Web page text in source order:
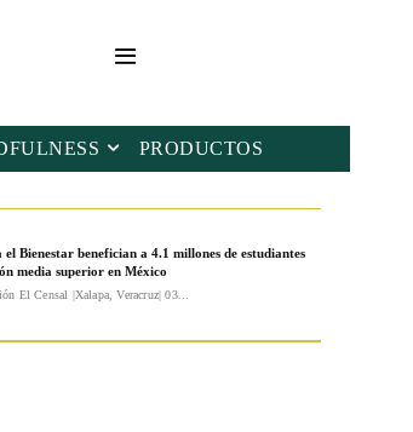
PRODUCTOS
el Bienestar benefician a 4.1 millones de estudiantes
media superior en México
El Censal |Xalapa, Veracruz| 03...